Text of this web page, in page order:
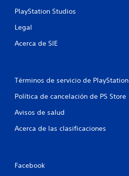
PlayStation Studios
Legal
Acerca de SIE
Términos de servicio de PlayStation
Política de cancelación de PS Store
Avisos de salud
Acerca de las clasificaciones
Facebook